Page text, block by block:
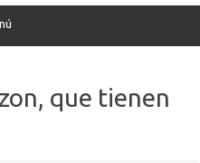
que tienen